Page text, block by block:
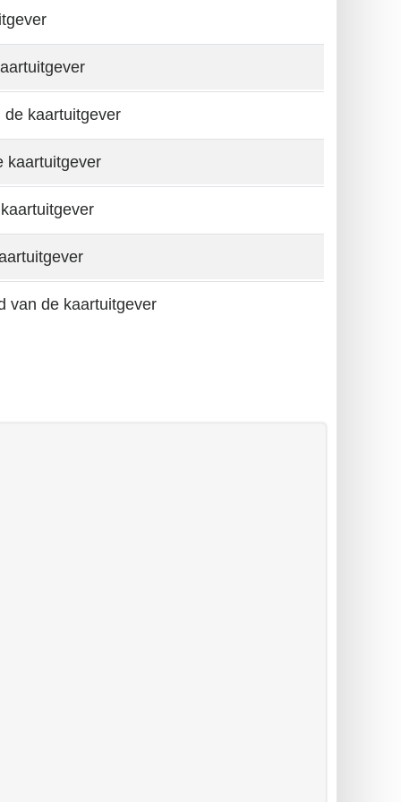
de kaartuitgever
kaartuitgever
van de kaartuitgever